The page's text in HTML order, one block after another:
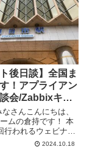
後日談】全国ま
！アプライアン
会/Zabbixキャ
ウェビナー
さんこんにちは、
ムの倉持です！ 本
行われるウェビナー
ャラバンなどすでに
2024.10.18